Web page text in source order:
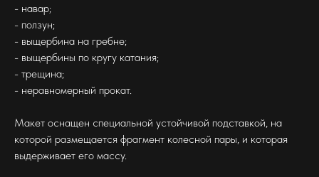
- навар;
- ползун;
- выщербина на гребне;
- выщербины по кругу катания;
- трещина;
- неравномерный прокат.
Макет оснащен специальной устойчивой подставкой, на
которой размещается фрагмент колесной пары, и которая
выдерживает его массу.